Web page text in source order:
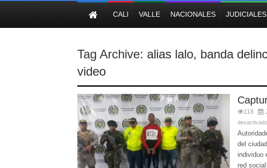
NOTICIAS
CALI VALLE NACIONALES JUDICIALES
Tag Archive: alias lalo, banda
video
118
del
individuo
red